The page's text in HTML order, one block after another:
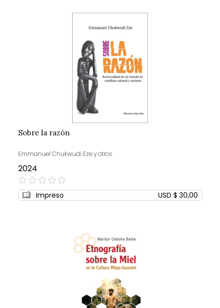
Sobre la razón
Emmanuel Chukwudi Eze y otros
2024
0%
Impreso USD $ 30,00